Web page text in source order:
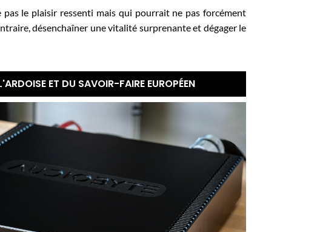
le plaisir ressenti mais qui pourrait ne pas forcément
désenchaîner une vitalité surprenante et dégager le
ET DU SAVOIR-FAIRE EUROPÉEN